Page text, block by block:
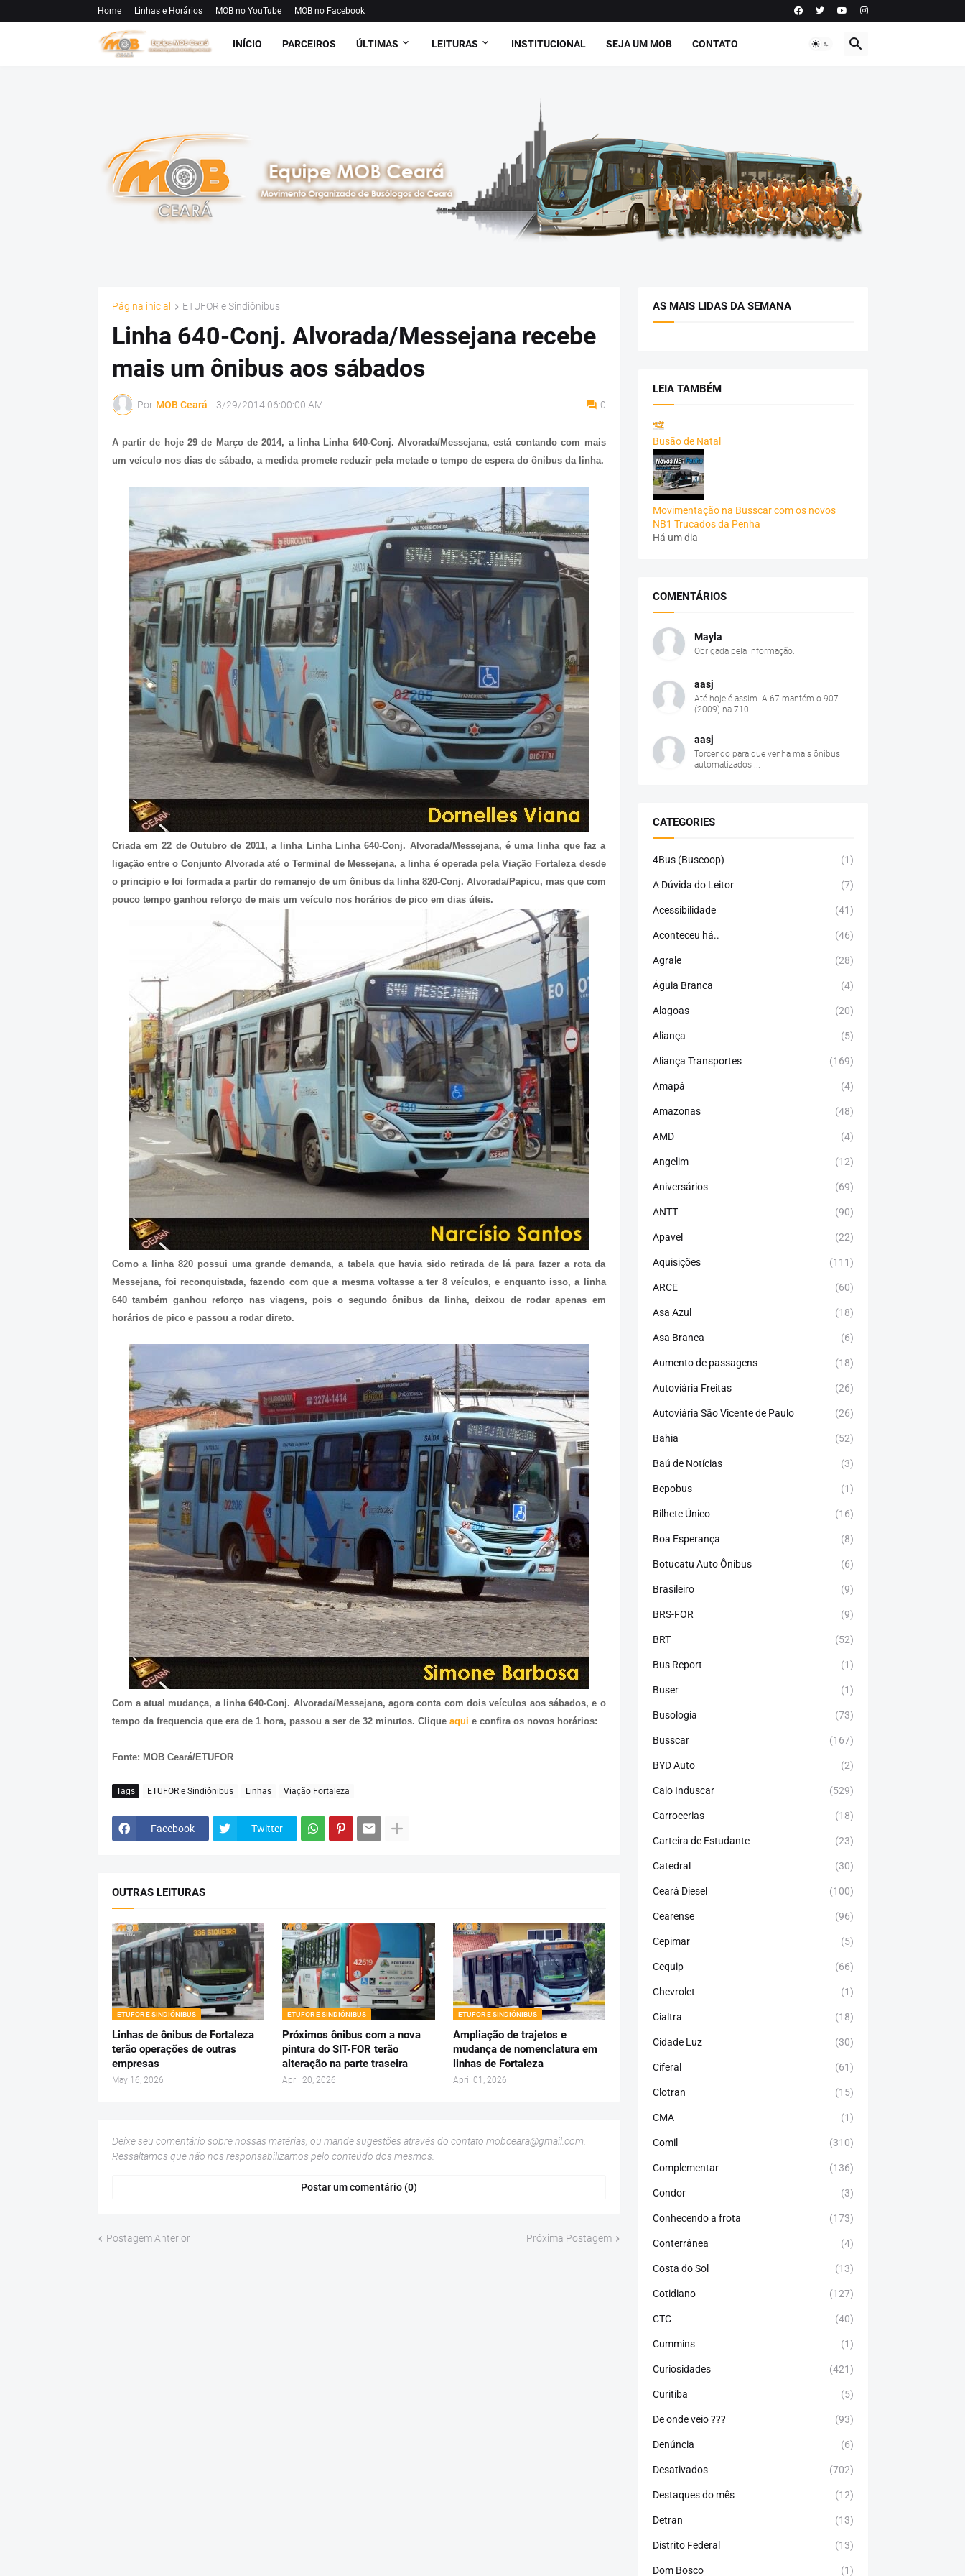
Home Linhas e Horários MOB no YouTube MOB no Facebook
INÍCIO PARCEIROS ÚLTIMAS LEITURAS INSTITUCIONAL SEJA UM MOB CONTATO
Página inicial ETUFOR e Sindiônibus
Linha 640-Conj. Alvorada/Messejana recebe
mais um ônibus aos sábados
Por MOB Ceará - 3/29/2014 06:00:00 AM 0
A partir de hoje 29 de Março de 2014, a linha Linha 640-Conj. Alvorada/Messejana, está contando com mais
um veículo nos dias de sábado, a medida promete reduzir pela metade o tempo de espera do ônibus da linha.
Criada em 22 de Outubro de 2011, a linha Linha Linha 640-Conj. Alvorada/Messejana, é uma linha que faz a
ligação entre o Conjunto Alvorada até o Terminal de Messejana, a linha é operada pela Viação Fortaleza desde
o principio e foi formada a partir do remanejo de um ônibus da linha 820-Conj. Alvorada/Papicu, mas que com
pouco tempo ganhou reforço de mais um veículo nos horários de pico em dias úteis.
Como a linha 820 possui uma grande demanda, a tabela que havia sido retirada de lá para fazer a rota da
Messejana, foi reconquistada, fazendo com que a mesma voltasse a ter 8 veículos, e enquanto isso, a linha
640 também ganhou reforço nas viagens, pois o segundo ônibus da linha, deixou de rodar apenas em
horários de pico e passou a rodar direto.
Com a atual mudança, a linha 640-Conj. Alvorada/Messejana, agora conta com dois veículos aos sábados, e o
tempo da frequencia que era de 1 hora, passou a ser de 32 minutos. Clique aqui e confira os novos horários:
Fonte: MOB Ceará/ETUFOR
Tags ETUFOR e Sindiônibus Linhas Viação Fortaleza
Facebook Twitter
OUTRAS LEITURAS
ETUFOR E SINDIÔNIBUS
Linhas de ônibus de Fortaleza
terão operações de outras
empresas
May 16, 2026
ETUFOR E SINDIÔNIBUS
Próximos ônibus com a nova
pintura do SIT-FOR terão
alteração na parte traseira
April 20, 2026
ETUFOR E SINDIÔNIBUS
Ampliação de trajetos e
mudança de nomenclatura em
linhas de Fortaleza
April 01, 2026
Deixe seu comentário sobre nossas matérias, ou mande sugestões através do contato mobceara@gmail.com.
Ressaltamos que não nos responsabilizamos pelo conteúdo dos mesmos.
Postar um comentário (0)
Postagem Anterior Próxima Postagem
AS MAIS LIDAS DA SEMANA
LEIA TAMBÉM
Busão de Natal
Movimentação na Busscar com os novos
NB1 Trucados da Penha
Há um dia
COMENTÁRIOS
Mayla
Obrigada pela informação.
aasj
Até hoje é assim. A 67 mantém o 907
(2009) na 710....
aasj
Torcendo para que venha mais ônibus
automatizados ...
CATEGORIES
4Bus (Buscoop) (1)
A Dúvida do Leitor (7)
Acessibilidade (41)
Aconteceu há.. (46)
Agrale (28)
Águia Branca (4)
Alagoas (20)
Aliança (5)
Aliança Transportes (169)
Amapá (4)
Amazonas (48)
AMD (4)
Angelim (12)
Aniversários (69)
ANTT (90)
Apavel (22)
Aquisições (111)
ARCE (60)
Asa Azul (18)
Asa Branca (6)
Aumento de passagens (18)
Autoviária Freitas (26)
Autoviária São Vicente de Paulo (26)
Bahia (52)
Baú de Notícias (3)
Bepobus (1)
Bilhete Único (16)
Boa Esperança (8)
Botucatu Auto Ônibus (6)
Brasileiro (9)
BRS-FOR (9)
BRT (52)
Bus Report (1)
Buser (1)
Busologia (73)
Busscar (167)
BYD Auto (2)
Caio Induscar (529)
Carrocerias (18)
Carteira de Estudante (23)
Catedral (30)
Ceará Diesel (100)
Cearense (96)
Cepimar (5)
Cequip (66)
Chevrolet (1)
Cialtra (18)
Cidade Luz (30)
Ciferal (61)
Clotran (15)
CMA (1)
Comil (310)
Complementar (136)
Condor (3)
Conhecendo a frota (173)
Conterrânea (4)
Costa do Sol (13)
Cotidiano (127)
CTC (40)
Cummins (1)
Curiosidades (421)
Curitiba (5)
De onde veio ??? (93)
Denúncia (6)
Desativados (702)
Destaques do mês (12)
Detran (13)
Distrito Federal (13)
Dom Bosco (1)